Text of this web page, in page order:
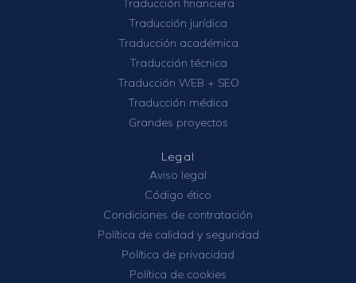
Traducción financiera
Traducción jurídica
Traducción académica
Traducción técnica
Traducción WEB + SEO
Traducción médica
Grandes proyectos
Legal
Aviso legal
Código ético
Condiciones de contratación
Política de calidad y seguridad
Política de privacidad
Política de cookies